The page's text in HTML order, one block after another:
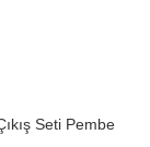
Seti Pembe